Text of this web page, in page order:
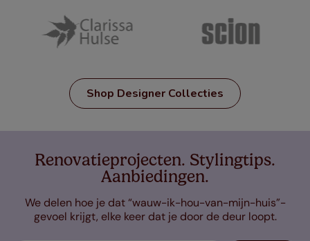
Shop Designer Collecties
Renovatieprojecten. Stylingtips.
Aanbiedingen.
We delen hoe je dat “wauw-ik-hou-van-mijn-huis”-
gevoel krijgt, elke keer dat je door de deur loopt.